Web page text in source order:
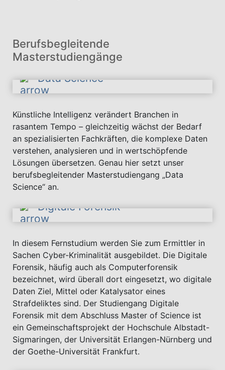
Berufsbegleitende
Masterstudiengänge
Data Science
Künstliche Intelligenz verändert Branchen in
rasantem Tempo – gleichzeitig wächst der Bedarf
an spezialisierten Fachkräften, die komplexe Daten
verstehen, analysieren und in wertschöpfende
Lösungen übersetzen. Genau hier setzt unser
berufsbegleitender Masterstudiengang „Data
Science“ an.
Digitale Forensik
In diesem Fernstudium werden Sie zum Ermittler in
Sachen Cyber-Kriminalität ausgebildet. Die Digitale
Forensik, häufig auch als Computerforensik
bezeichnet, wird überall dort eingesetzt, wo digitale
Daten Ziel, Mittel oder Katalysator eines
Strafdeliktes sind. Der Studiengang Digitale
Forensik mit dem Abschluss Master of Science ist
ein Gemeinschaftsprojekt der Hochschule Albstadt-
Sigmaringen, der Universität Erlangen-Nürnberg und
der Goethe-Universität Frankfurt.